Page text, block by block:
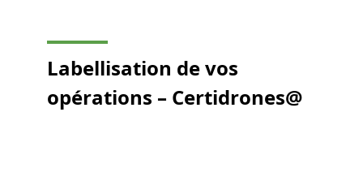
Labellisation de vos
opérations – Certidrones@